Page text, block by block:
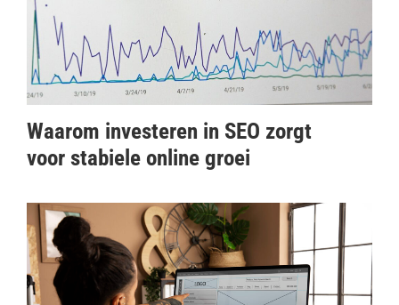
Waarom investeren in SEO zorgt
voor stabiele online groei